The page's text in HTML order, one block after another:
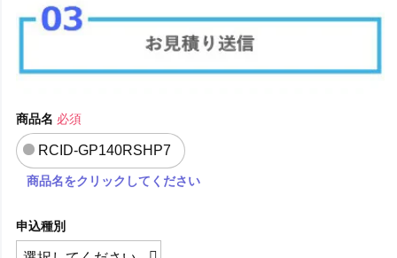
商品名 必須
RCID-GP140RSHP7
商品名をクリックしてください
申込種別